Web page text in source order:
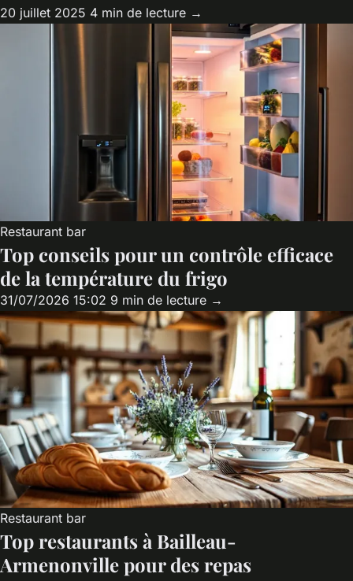
20 juillet 2025 4 min de lecture →
Restaurant bar
Top conseils pour un contrôle efficace
de la température du frigo
31/07/2026 15:02 9 min de lecture →
Restaurant bar
Top restaurants à Bailleau-
Armenonville pour des repas